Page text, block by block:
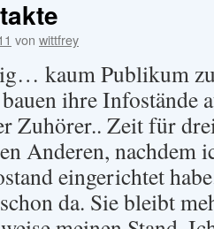
von wittfrey
kaum Publikum
ihre Infostände
Zuhörer.. Zeit für
Anderen, nachdem
eingerichtet
da. Sie bleibt